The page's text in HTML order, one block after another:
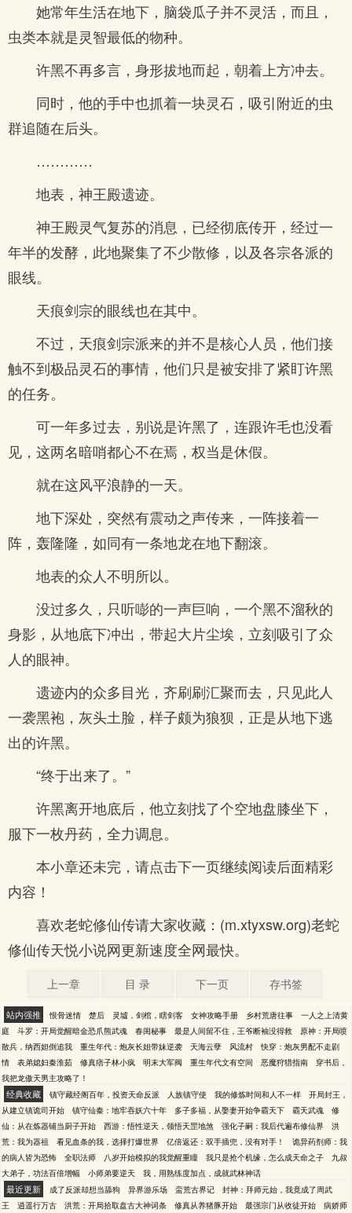
她常年生活在地下，脑袋瓜子并不灵活，而且，
虫类本就是灵智最低的物种。
许黑不再多言，身形拔地而起，朝着上方冲去。
同时，他的手中也抓着一块灵石，吸引附近的虫
群追随在后头。
…………
地表，神王殿遗迹。
神王殿灵气复苏的消息，已经彻底传开，经过一
年半的发酵，此地聚集了不少散修，以及各宗各派的
眼线。
天痕剑宗的眼线也在其中。
不过，天痕剑宗派来的并不是核心人员，他们接
触不到极品灵石的事情，他们只是被安排了紧盯许黑
的任务。
可一年多过去，别说是许黑了，连跟许毛也没看
见，这两名暗哨都心不在焉，权当是休假。
就在这风平浪静的一天。
地下深处，突然有震动之声传来，一阵接着一
阵，轰隆隆，如同有一条地龙在地下翻滚。
地表的众人不明所以。
没过多久，只听嘭的一声巨响，一个黑不溜秋的
身影，从地底下冲出，带起大片尘埃，立刻吸引了众
人的眼神。
遗迹内的众多目光，齐刷刷汇聚而去，只见此人
一袭黑袍，灰头土脸，样子颇为狼狈，正是从地下逃
出的许黑。
“终于出来了。”
许黑离开地底后，他立刻找了个空地盘膝坐下，
服下一枚丹药，全力调息。
本小章还未完，请点击下一页继续阅读后面精彩
内容！
喜欢老蛇修仙传请大家收藏：(m.xtyxsw.org)老蛇
修仙传天悦小说网更新速度全网最快。
上一章 目 录 下一页 存书签
站内强推 恨骨迷情 楚后 灵墟，剑棺，瞎剑客 女神攻略手册 乡村荒唐往事
一人之上清黄
庭
斗罗：开局觉醒暗金恐爪熊武魂 春闺秘事 最是人间留不住，王爷断袖没得救
原神：开局喷
散兵，纳西妲倒追我
重生年代：炮灰长姐带妹逆袭 天海云孽 风流村
快穿：炮灰男配不走剧
情
表弟媳妇秦淮茹 修真痞子林小疯 明末大军阀 重生年代文有空间 恶魔狩猎指南
穿书后，
我把龙傲天男主攻略了！
经典收藏 镇守藏经阁百年，投资天命反派 人族镇守使 我的修炼时间和人不一样
开局封王，
从建立镇诡司开始
镇守仙秦：地牢吞妖六十年 多子多福，从娶妻开始争霸天下 霸天武魂
修
仙：从在炼器铺当厨子开始
西游：悟性逆天，领悟天罡地煞 强化子嗣：我后代遍布修仙界
洪
荒：我为器祖
看见血条的我，选择打爆世界 亿倍返还：双手插兜，没有对手！
诡异药剂师：我
的病人皆为恐怖
全职法师 八岁开始模拟的我觉醒重瞳 我只是抢个机缘，怎么成天命之子
九叔
大弟子，功法百倍增幅
小师弟要逆天 我，用熟练度加点，成就武林神话
最近更新 成了反派却想当舔狗 异界游乐场 蛮荒古界记
封神：拜师元始，我竟成了周武
王
逍遥行万古 洪荒：开局拾取盘古大神词条 修真从养猪豚开始 最强宗门从收徒开始 病娇师